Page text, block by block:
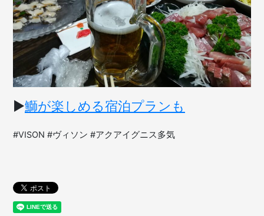
▶︎鰤が楽しめる宿泊プランも
#VISON #ヴィソン #アクアイグニス多気